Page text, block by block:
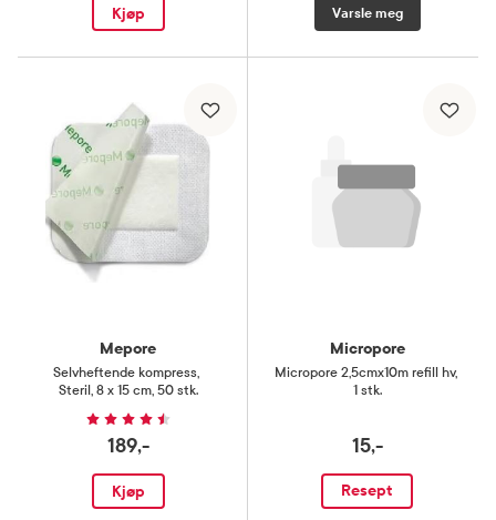
Kjøp Varsle meg
Mepore
Selvheftende kompress,
Steril, 8 x 15 cm, 50 stk.
189,-
Kjøp
Micropore
Micropore 2,5cmx10m refill hv,
1 stk.
15,-
Resept